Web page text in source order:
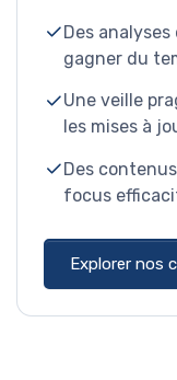
Des
gagner du
Une veille
les mises à
Des
focus
Explorer nos